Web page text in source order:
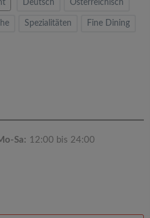
Deutsch Österreichisch
Spezialitäten Fine Dining
Sa: 12:00 bis 24:00